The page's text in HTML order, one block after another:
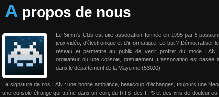
A propos de nous
Le Simm's Club est une association formée en 1995 par 5
jeux vidéo, d'électronique et d'informatique. Le but ? Démocratiser
réseau et permettre au public de venir profiter du mode LAN
ordinateur ou une console, gratuitement. L'association est basée
dans le département de la Mayenne (53000).
La signature de nos LAN : une bonne ambiance, beaucoup d'échanges, toujours une
une console étrange qui traîne dans un coin, du RTS, des FPS et des cris de douleur ou